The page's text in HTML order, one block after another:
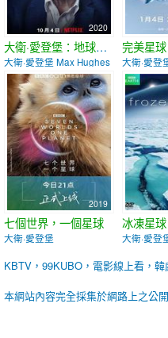
2020
大衛·愛登堡：地球上的一段生命旅程
大衛·愛登堡 Max Hughes
完美星球
大衛·愛登
2019
七個世界，一個星球
大衛·愛登堡
冰凍星
大衛·愛登
KBTV，99KUBO，電影線上看，
本網站內容完全採集於網路上之公